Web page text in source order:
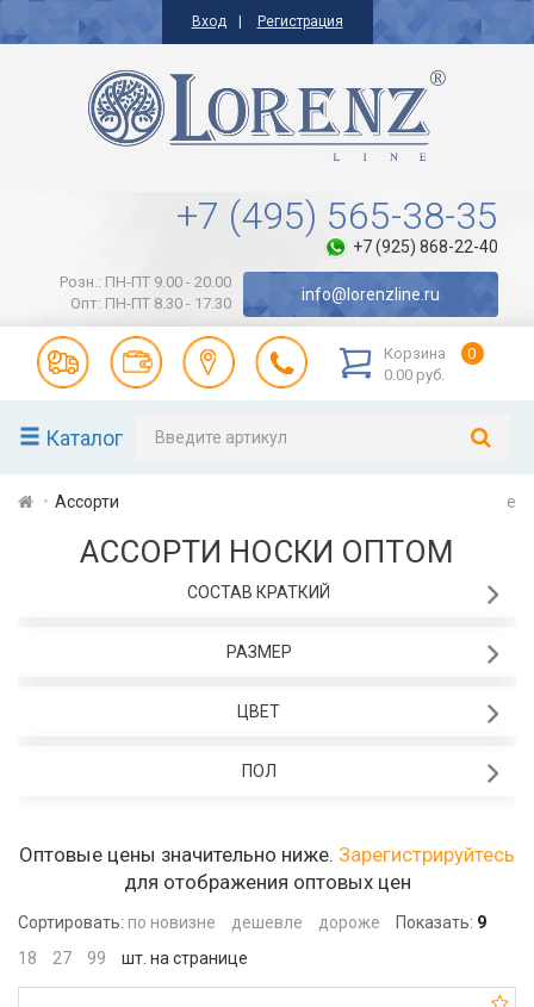
Вход Регистрация
+7 (495) 565-38-35
+7 (925) 868-22-40
Розн.: ПН-ПТ 9.00 - 20.00
Опт: ПН-ПТ 8.30 - 17.30
info@lorenzline.ru
Корзина
0
0.00 руб.
Каталог
Ассорти e
АССОРТИ НОСКИ ОПТОМ
СОСТАВ КРАТКИЙ
РАЗМЕР
ЦВЕТ
ПОЛ
Оптовые цены значительно ниже. Зарегистрируйтесь
для отображения оптовых цен
Сортировать: по новизне дешевле дороже Показать: 9
18
27 99 шт. на странице